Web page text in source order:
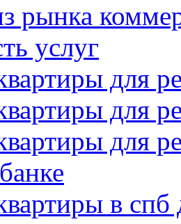
рынка
услуг
для
для
для
в спб